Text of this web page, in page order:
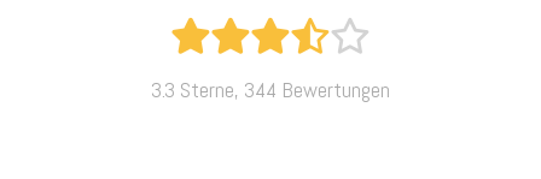
3.3 Sterne, 344 Bewertungen